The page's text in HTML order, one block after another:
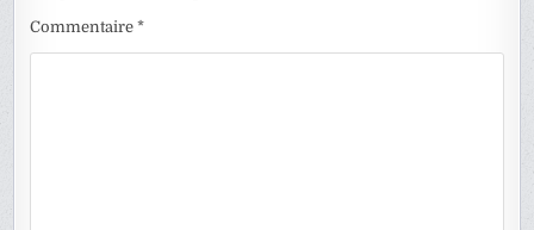
Commentaire*